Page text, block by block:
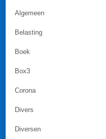
Algemeen
Belasting
Boek
Box3
Corona
Divers
Diversen